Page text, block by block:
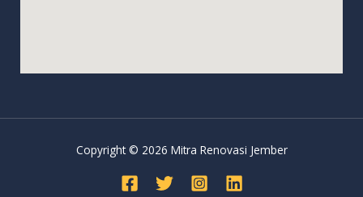
Copyright © 2026 Mitra Renovasi Jember